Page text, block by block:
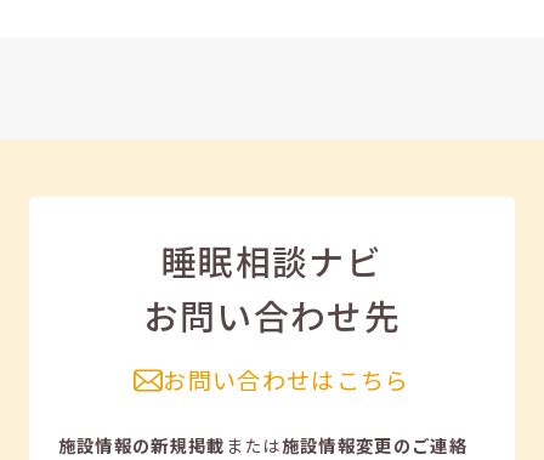
睡眠相談ナビ
お問い合わせ先
お問い合わせはこちら
施設情報の新規掲載または施設情報変更のご連絡